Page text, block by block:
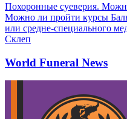
Похоронные суеверия.
Можно ли пройти курсы
или средне-специального
Склеп
World Funeral News